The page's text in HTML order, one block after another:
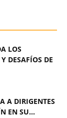
LOS
DESAFÍOS DE
A DIRIGENTES
EN SU...